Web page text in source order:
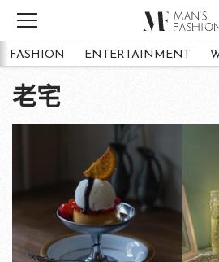
FASHION ENTERTAINMENT
老宅